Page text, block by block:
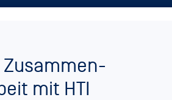
Zusammen­
mit HTI